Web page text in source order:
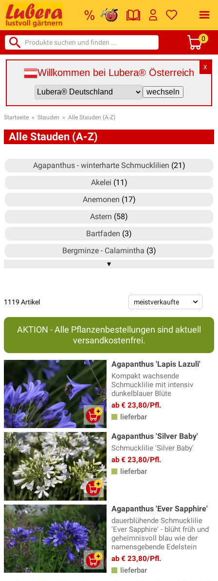
0
X
Willkommen bei Lubera® Österreich
Startseite » Stauden » Alle Stauden (A-Z)
Alle Stauden (A-Z)
Agapanthus - winterharte Schmucklilien (21)
Akelei (11)
Anemonen (17)
Astern (58)
Bartfaden (3)
Bergminze - Calamintha (3)
Blausternbusch - Amsonia
Braunelle(4)
Delosperma - Mittagsblume(6)
Duftnessel(4)
Echinacea - Sonnenhut(20)
Ehrenpreis Pflanzen(17)
Eisenhut(3)
Elfenblumen(13)
Erigeron - Feinstrahlaster(3)
Fackellilie
(9)
Fädige Palmlilie(1)
Färberkamille
Farne
(23)
Fetthenne(21)
Fingerhut - Digitalis(6)
Fingerkraut(9)
Flockenblume(4)
▾
1119 Artikel
AKTION - Alle Pflanzenbestellungen sind aktuell
versandkostenfrei.
Agapanthus 'Lapis Lazuli'
Kompakt wachsende
Schmucklilie mit intensiv
dunkelblauer Blüte
ab € 23,80/Pfl.
lieferbar
Agapanthus 'Silver Baby'
Schmucklilie 'Silver Baby'
ab € 23,80/Pfl.
lieferbar
Agapanthus 'Ever Sapphire'
dauerblühende Schmucklilie
'Ever Sapphire' - blüht früh und
geheimnisvoll blau wie der
namensgebende Edelstein
ab € 23,80/Pfl.
lieferbar